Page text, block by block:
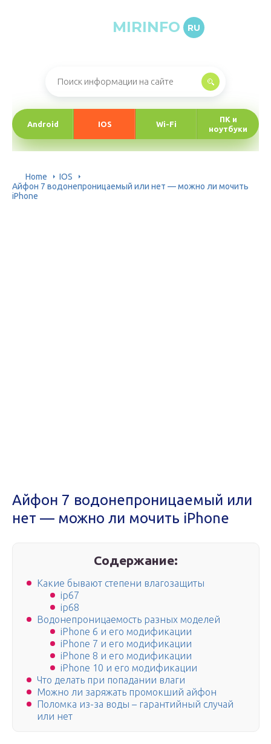
MIRINFO RU
Android IOS Wi-Fi
ПК и
ноутбуки
Home
IOS
Айфон 7 водонепроницаемый или нет — можно ли мочить
iPhone
Айфон 7 водонепроницаемый или
нет — можно ли мочить iPhone
Содержание:
Какие бывают степени влагозащиты
ip67
ip68
Водонепроницаемость разных моделей
iPhone 6 и его модификации
iPhone 7 и его модификации
iPhone 8 и его модификации
iPhone 10 и его модификации
Что делать при попадании влаги
Можно ли заряжать промокший айфон
Поломка из-за воды – гарантийный случай
или нет